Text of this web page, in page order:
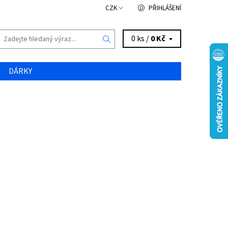
CZK PŘIHLÁŠENÍ
0 ks /0 Kč
DÁRKY